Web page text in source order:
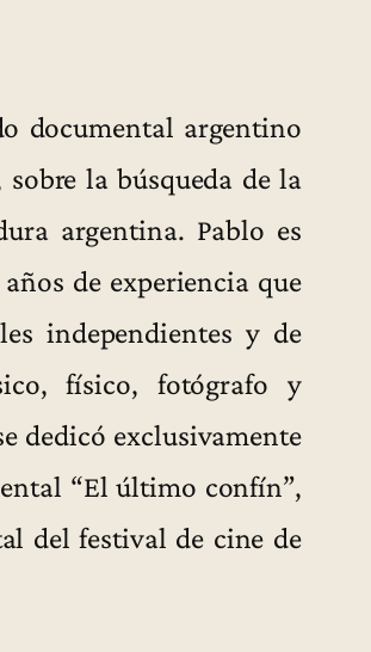
documental argentino
la búsqueda de la
argentina. Pablo es
de experiencia que
independientes y de
físico, fotógrafo y
dedicó exclusivamente
“El último confín”,
del festival de cine de